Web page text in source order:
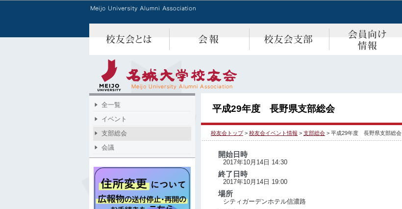
平成29年度 長野県支部総会
校友会トップ> 校友会イベント情報 > 支部総会 > 平成29年度 長野県支部総会
開始日時
2017年10月14日 14:30
終了日時
2017年10月14日 19:00
場所
シティガーデンホテル信濃路
全一覧
イベント
支部総会
会議